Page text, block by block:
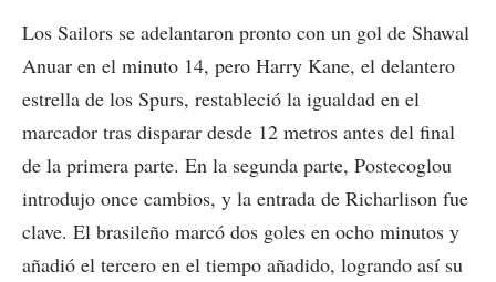
Los Sailors se adelantaron pronto con un gol de Shawal
Anuar en el minuto 14, pero Harry Kane, el delantero
estrella de los Spurs, restableció la igualdad en el
marcador tras disparar desde 12 metros antes del final
de la primera parte. En la segunda parte, Postecoglou
introdujo once cambios, y la entrada de Richarlison fue
clave. El brasileño marcó dos goles en ocho minutos y
añadió el tercero en el tiempo añadido, logrando así su